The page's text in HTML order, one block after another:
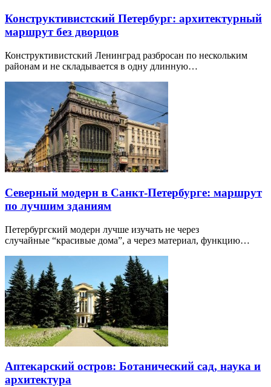
Конструктивистский Петербург: архитектурный
маршрут без дворцов
Конструктивистский Ленинград разбросан по нескольким
районам и не складывается в одну длинную…
Северный модерн в Санкт-Петербурге: маршрут
по лучшим зданиям
Петербургский модерн лучше изучать не через
случайные “красивые дома”, а через материал, функцию…
Аптекарский остров: Ботанический сад, наука и
архитектура